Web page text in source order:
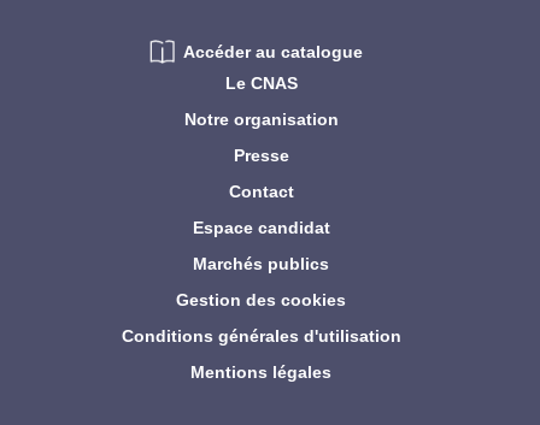
Le CNAS
Notre organisation
Presse
Contact
Espace candidat
Marchés publics
Gestion des cookies
Conditions générales d'utilisation
Mentions légales
Accéder au catalogue